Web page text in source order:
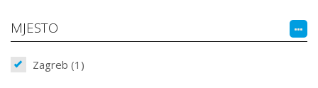
MJESTO
Zagreb (1)